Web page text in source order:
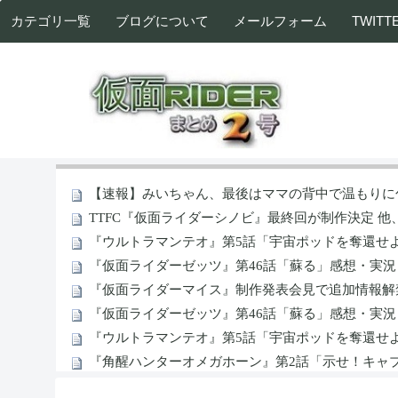
カテゴリ一覧 ブログについて メールフォーム